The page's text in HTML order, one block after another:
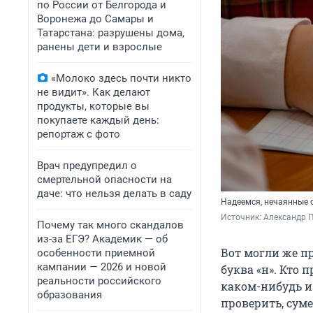
по России от Белгорода и
Воронежа до Самары и
Татарстана: разрушены дома,
ранены дети и взрослые
«Молоко здесь почти никто
не видит». Как делают
продукты, которые вы
покупаете каждый день:
репортаж с фото
Врач предупредил о
смертельной опасности на
даче: что нельзя делать в саду
Почему так много скандалов
из-за ЕГЭ? Академик — об
особенности приемной
кампании — 2026 и новой
реальности российского
образования
Надеемся, нечаянные
Источник: Александр
Вот могли же
буква «н». Кто
каком-нибудь
проверить,